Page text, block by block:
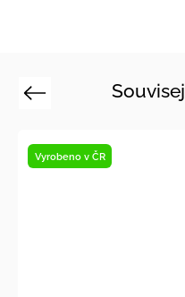
Previous
Vyrobeno v ČR